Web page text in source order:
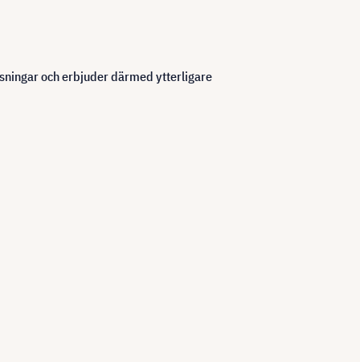
och erbjuder därmed ytterligare